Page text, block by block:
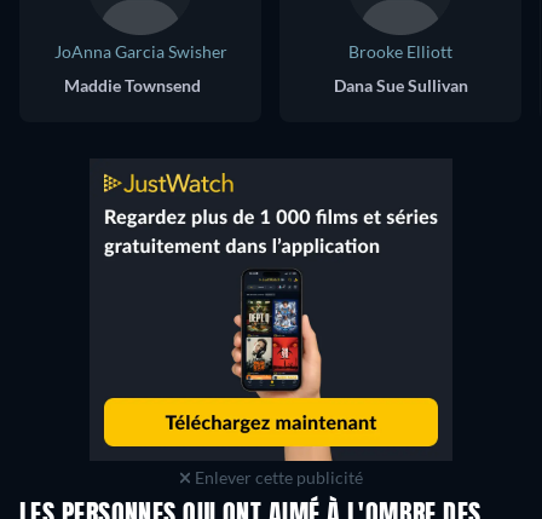
JoAnna Garcia Swisher
Maddie Townsend
Brooke Elliott
Dana Sue Sullivan
Enlever cette publicité